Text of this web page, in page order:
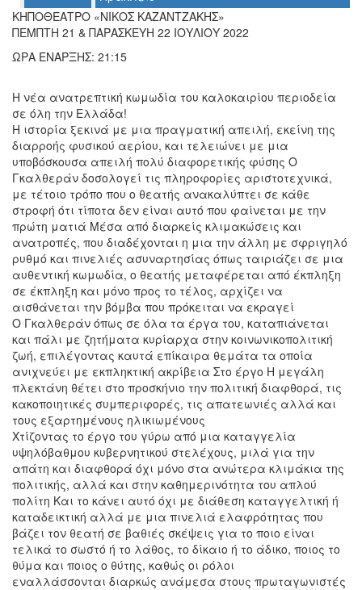
ΤΟΠΟΣ
ΜΑΣ
ΔΗΜΟΣ
ΠΟΛΙΤΙΣΜΟΣ
ΑΝΘΕΚΤΙΚΗ
ΠΟΛΗ
ΚΗΠΟΘΕΑΤΡΟ «ΝΙΚΟΣ ΚΑΖΑΝΤΖΑΚΗΣ»
ΠΕΜΠΤΗ 21 & ΠΑΡΑΣΚΕΥΗ 22 ΙΟΥΛΙΟΥ 2022
ΩΡΑ ΕΝΑΡΞΗΣ: 21:15
Η νέα ανατρεπτική κωμωδία του καλοκαιρίου περιοδεία
σε όλη την Ελλάδα!
Η ιστορία ξεκινά με μια πραγματική απειλή, εκείνη της
διαρροής φυσικού αερίου, και τελειώνει με μια
υποβόσκουσα απειλή πολύ διαφορετικής φύσης Ο
Γκαλθεράν δοσολογεί τις πληροφορίες αριστοτεχνικά,
με τέτοιο τρόπο που ο θεατής ανακαλύπτει σε κάθε
στροφή ότι τίποτα δεν είναι αυτό που φαίνεται με την
πρώτη ματιά Μέσα από διαρκείς κλιμακώσεις και
ανατροπές, που διαδέχονται η μια την άλλη με σφριγηλό
ρυθμό και πινελιές ασυναρτησίας όπως ταιριάζει σε μια
αυθεντική κωμωδία, ο θεατής μεταφέρεται από έκπληξη
σε έκπληξη και μόνο προς το τέλος, αρχίζει να
αισθάνεται την βόμβα που πρόκειται να εκραγεί
Ο Γκαλθεράν όπως σε όλα τα έργα του, καταπιάνεται
και πάλι με ζητήματα κυρίαρχα στην κοινωνικοπολιτική
ζωή, επιλέγοντας καυτά επίκαιρα θεμάτα τα οποία
ανιχνεύει με εκπληκτική ακρίβεια Στο έργο Η μεγάλη
πλεκτάνη θέτει στο προσκήνιο την πολιτική διαφθορά, τις
κακοποιητικές συμπεριφορές, τις απατεωνιές αλλά και
τους εξαρτημένους ηλικιωμένους
Χτίζοντας το έργο του γύρω από μια καταγγελία
υψηλόβαθμου κυβερνητικού στελέχους, μιλά για την
απάτη και διαφθορά όχι μόνο στα ανώτερα κλιμάκια της
πολιτικής, αλλά και στην καθημερινότητα του απλού
πολίτη Και το κάνει αυτό όχι με διάθεση καταγγελτική ή
καταδεικτική αλλά με μια πινελιά ελαφρότητας που
βάζει τον θεατή σε βαθιές σκέψεις για το ποιο είναι
τελικά το σωστό ή το λάθος, το δίκαιο ή το άδικο, ποιος το
θύμα και ποιος ο θύτης, καθώς οι ρόλοι
εναλλάσσονται διαρκώς ανάμεσα στους πρωταγωνιστές